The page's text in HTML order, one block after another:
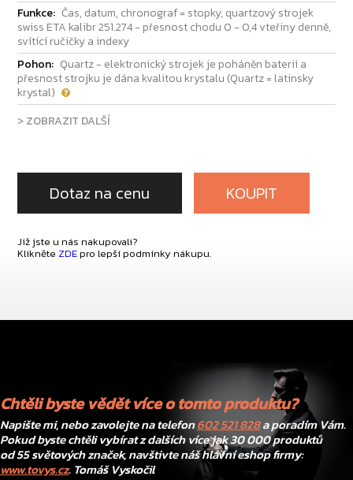
Funkce: Čas, datum, chronograf = stopky, quartzový strojek
swiss ETA kalibr 251.274 - přesnost chodu 0 - 0,4 vteřiny denně,
svítící ručičky a indexy
Pohon: Quartz - elektronický strojek je poháněn baterií a
přesnost strojku je dána kvalitou krystalu (Quartz = latinsky
krystal)
> ZOBRAZIT DALŠÍ
Dotaz na cenu KOUPIT
Již jste u nás nakupovali?
Klikněte ZDEpro lepší podmínky nákupu.
Chtěli byste vědět více o tomto produktu?
Napište mi, nebo zavolejte na telefon602 521 828a poradím Vám.
Pokud byste chtěli vybírat z dalších více jak 30 000 produktů
od 55 světových značek, navštivte náš hlavní eshop firmy:
www.tovys.cz. Tomáš Vyskočil